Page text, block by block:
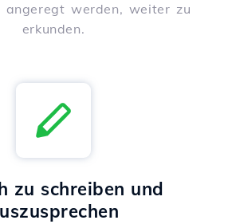
angeregt werden, weiter zu
erkunden.
zu schreiben und